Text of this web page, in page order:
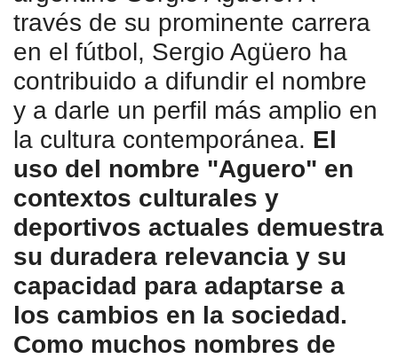
través de su prominente carrera
en el fútbol, Sergio Agüero ha
contribuido a difundir el nombre
y a darle un perfil más amplio en
la cultura contemporánea. El
uso del nombre "Aguero" en
contextos culturales y
deportivos actuales demuestra
su duradera relevancia y su
capacidad para adaptarse a
los cambios en la sociedad.
Como muchos nombres de